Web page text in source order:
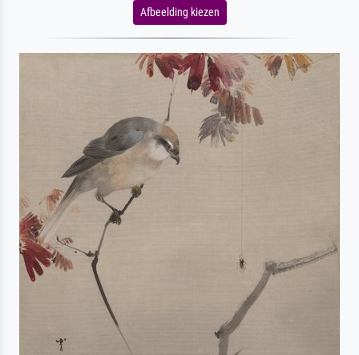
Afbeelding kiezen